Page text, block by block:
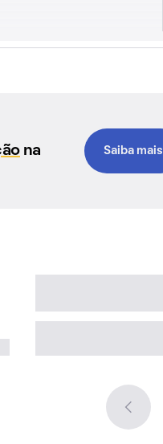
na
Saiba mais